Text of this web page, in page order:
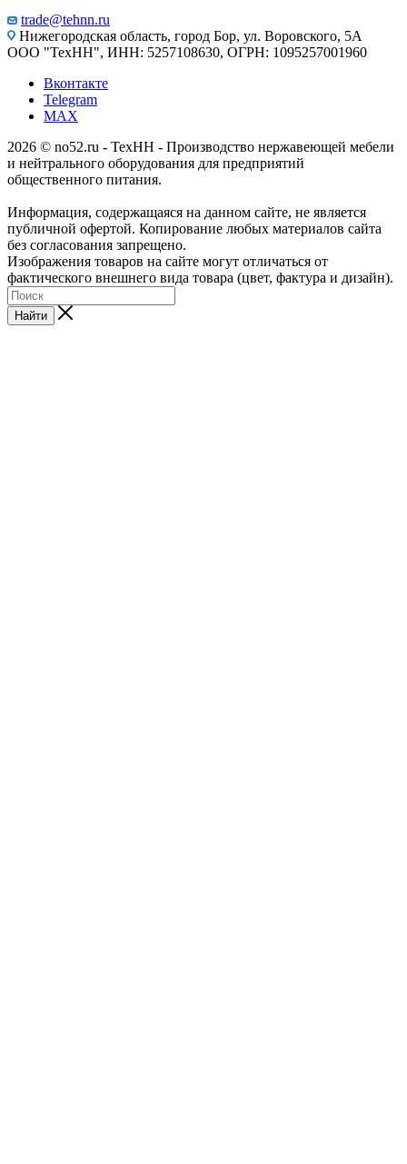
trade@tehnn.ru
Нижегородская область, город Бор, ул. Воровского, 5А
ООО "ТехНН", ИНН: 5257108630, ОГРН: 1095257001960
Вконтакте
Telegram
MAX
2026 © no52.ru - ТехНН - Производство нержавеющей мебели
и нейтрального оборудования для предприятий
общественного питания.
Информация, содержащаяся на данном сайте, не является
публичной офертой. Копирование любых материалов сайта
без согласования запрещено.
Изображения товаров на сайте могут отличаться от
фактического внешнего вида товара (цвет, фактура и дизайн).
Найти